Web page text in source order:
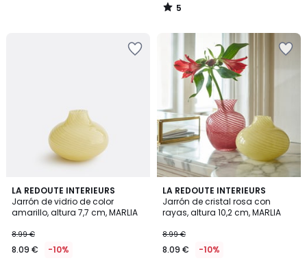
5
/
LA REDOUTE INTERIEURS
Jarrón de vidrio de color
amarillo, altura 7,7 cm, MARLIA
8.99 €
8.09 € -10%
LA REDOUTE INTERIEURS
Jarrón de cristal rosa con
rayas, altura 10,2 cm, MARLIA
8.99 €
8.09 € -10%